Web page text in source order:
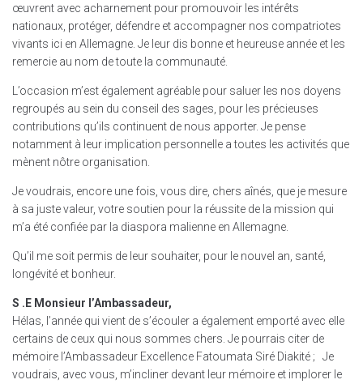
œuvrent avec acharnement pour promouvoir les intérêts
nationaux, protéger, défendre et accompagner nos compatriotes
vivants ici en Allemagne. Je leur dis bonne et heureuse année et les
remercie au nom de toute la communauté.
L’occasion m’est également agréable pour saluer les nos doyens
regroupés au sein du conseil des sages, pour les précieuses
contributions qu’ils continuent de nous apporter. Je pense
notamment à leur implication personnelle a toutes les activités que
mènent nôtre organisation.
Je voudrais, encore une fois, vous dire, chers aînés, que je mesure
à sa juste valeur, votre soutien pour la réussite de la mission qui
m’a été confiée par la diaspora malienne en Allemagne.
Qu’il me soit permis de leur souhaiter, pour le nouvel an, santé,
longévité et bonheur.
S .E Monsieur l’Ambassadeur,
Hélas, l’année qui vient de s’écouler a également emporté avec elle
certains de ceux qui nous sommes chers. Je pourrais citer de
mémoire l’Ambassadeur Excellence Fatoumata Siré Diakité ; Je
voudrais, avec vous, m’incliner devant leur mémoire et implorer le